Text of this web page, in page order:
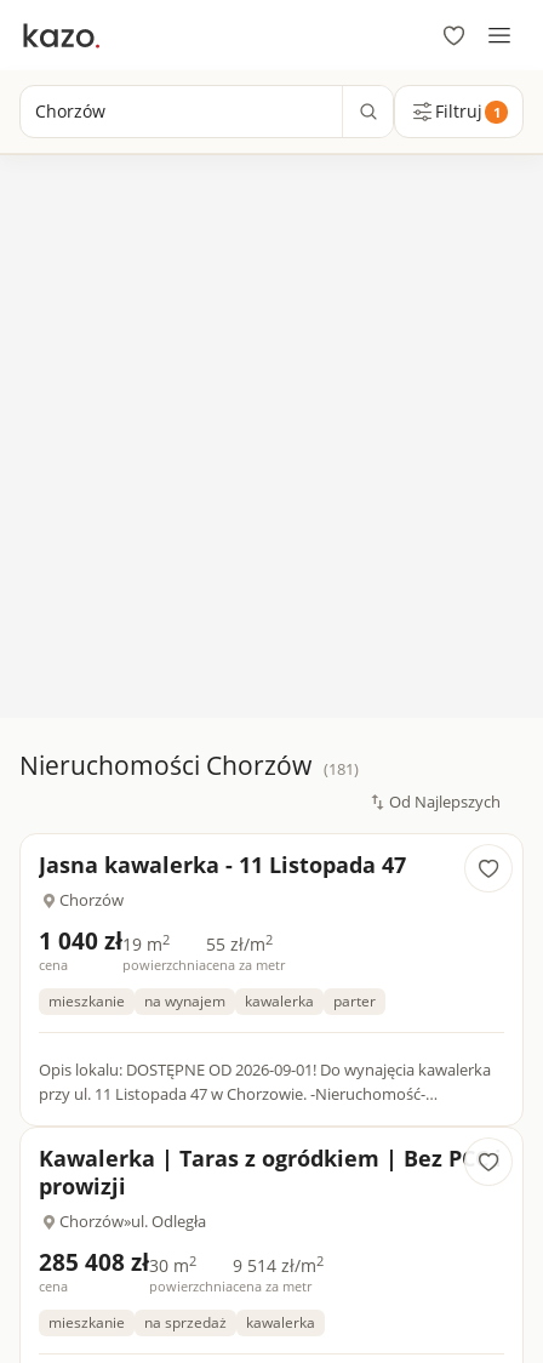
Chorzów Filtruj 1
Nieruchomości Chorzów (181)
Jasna kawalerka - 11 Listopada 47
Chorzów
1 040 zł
cena
19 m2
powierzchnia
55 zł/m2
cena za metr
mieszkanie na wynajem kawalerka parter
Opis lokalu: DOSTĘPNE OD 2026-09-01! Do wynajęcia kawalerka
przy ul. 11 Listopada 47 w Chorzowie. -Nieruchomość-
Kawalerka | Taras z ogródkiem | Bez PCC i
prowizji
Chorzów»ul. Odległa
285 408 zł
cena
30 m2
powierzchnia
9 514 zł/m2
cena za metr
mieszkanie na sprzedaż kawalerka